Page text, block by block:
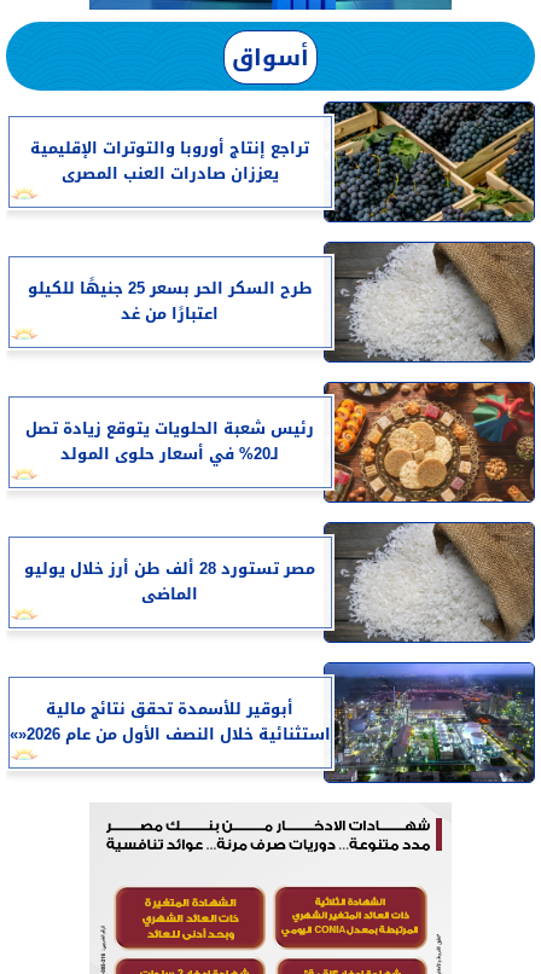
أسواق
تراجع إنتاج أوروبا والتوترات الإقليمية
يعززان صادرات العنب المصرى
طرح السكر الحر بسعر 25 جنيهًا للكيلو
اعتبارًا من غد
رئيس شعبة الحلويات يتوقع زيادة تصل
لـ20% في أسعار حلوى المولد
مصر تستورد 28 ألف طن أرز خلال يوليو
الماضى
أبوقير للأسمدة تحقق نتائج مالية
استثنائية خلال النصف الأول من عام 2026«»